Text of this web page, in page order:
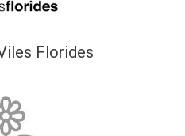
Florides